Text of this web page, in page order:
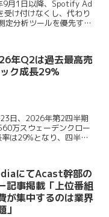
9月1日以降、Spotify Ad
け付けなくし、代わり
定分析ツールを優先する
年Q2は過去最高売
ク成長29%
日、2026年第2四半期
万スウェーデンクロー
は29%となり、四半期
にてAcast幹部の
記事掲載「上位番組
が集中するのは業界
」